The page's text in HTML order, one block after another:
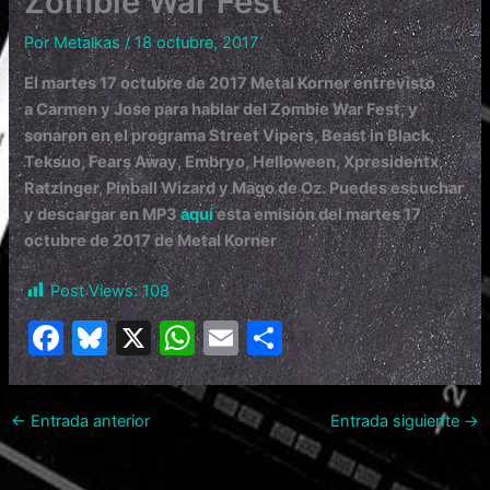
Por Metalkas/18 octubre, 2017
El martes 17 octubre de 2017 Metal Korner entrevistó
a Carmen y Jose para hablar del Zombie War Fest, y
sonaron en el programa Street Vipers, Beast in Black,
Teksuo, Fears Away, Embryo, Helloween, Xpresidentx,
Ratzinger, Pinball Wizard y Mago de Oz.Puedes escuchar
y descargar en MP3aquíesta emisión del martes 17
octubre de 2017 de Metal Korner
Post Views: 108
F
a
c
e
b
Bl
u
e
s
X W
h
at
E
m
ai
C
o
m
p
← Entrada anterior Entrada siguiente →